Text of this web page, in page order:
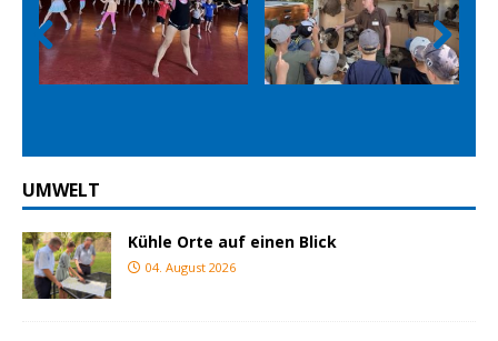
Prev
ious
Nex
t
UMWELT
Kühle Orte auf einen Blick
04. August 2026